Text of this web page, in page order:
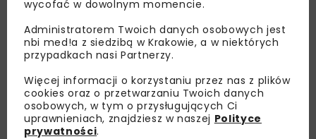
Lubisz wiedzieć więcej?
Zapisz się do newslettera aby otrzymywać od
nas najlepsze informacje branżowe,
zaproszenia na wydarzenia, atrakcyjne oferty i
wycofać w dowolnym momencie.
Administratorem Twoich danych osobowych jest
nbi med!a z siedzibą w Krakowie, a w niektórych
przypadkach nasi Partnerzy.
Więcej informacji o korzystaniu przez nas z plików
cookies oraz o przetwarzaniu Twoich danych
osobowych, w tym o przysługujących Ci
uprawnieniach, znajdziesz w naszej Polityce
prywatności.